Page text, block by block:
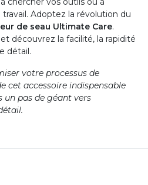
Adoptez la révolution du
de seau Ultimate Care.
découvrez la facilité, la rapidité
détail.
votre processus de
cet accessoire indispensable
pas de géant vers